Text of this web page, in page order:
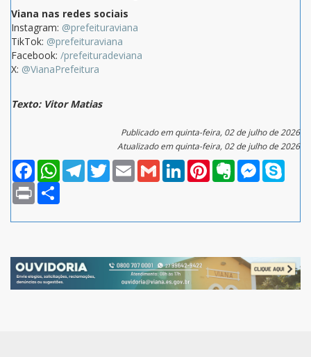
Viana nas redes sociais
Instagram: @prefeituraviana
TikTok: @prefeituraviana
Facebook: /prefeituradeviana
X: @VianaPrefeitura
Texto: Vitor Matias
Publicado em quinta-feira, 02 de julho de 2026
Atualizado em quinta-feira, 02 de julho de 2026
FacebookWhatsAppTelegramTwitterEmail Gmail LinkedInPinterestEvernoteMessenger
Print